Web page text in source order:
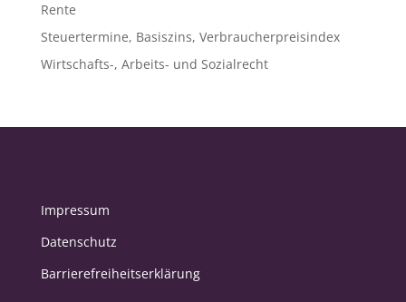
Rente
Steuertermine, Basiszins, Verbraucherpreisindex
Wirtschafts-, Arbeits- und Sozialrecht
Impressum
Datenschutz
Barrierefreiheitserklärung